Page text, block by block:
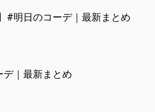
#明日のコーデ｜最新まとめ
｜最新まとめ